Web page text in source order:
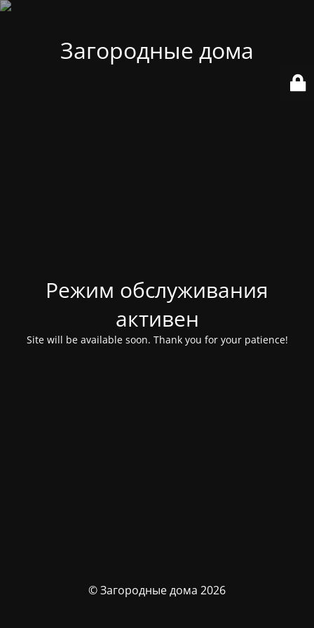
Загородные дома
Режим обслуживания
активен
Site will be available soon. Thank you for your patience!
© Загородные дома 2026